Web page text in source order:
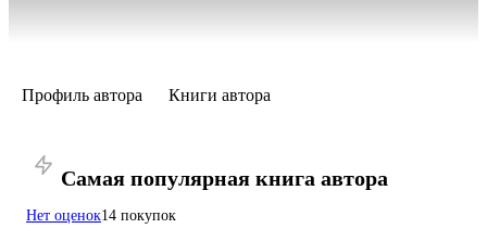
Профиль автора Книги автора
Самая популярная книга автора
Нет оценок14 покупок